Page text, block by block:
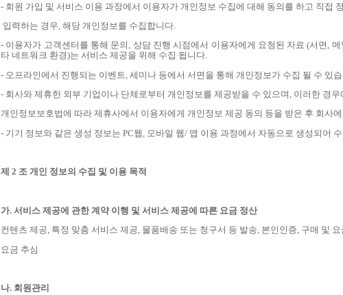
- 회원 가입 및 서비스 이용 과정에서 이용자가 개인정보 수집에 대해 동의를 하고 직접
입력하는 경우 해당 개인정보를 수집합니다
- 이용자가 고객센터를 통해 문의 , 상담 진행 시점에서 이용자에게 요청된 자료 (서면 , 메
타 네트워크 환경)는 서비스 제공을 위해 수집 됩니다.
- 오프라인에서 진행되는 이벤트 세미나 등에서 서면을 통해 개인정보가 수집 될 수 있
- 회사와 제휴한 외부 기업이나 단체로부터 개인정보를 제공받을 수 있으며 이러한 경우
개인정보보호법에 따라 제휴사에서 이용자에게 개인정보 제공 동의 등을 받은 후 회사
- 기기 정보와 같은 생성 정보는 PC웹 모바일 웹/ 앱 이용 과정에서 자동으로 생성되어
제 2 조 개인 정보의 수집 및 이용 목적
가. 서비스 제공에 관한 계약 이행 및 서비스 제공에 따른 요금 정산
컨텐츠 제공, 특정 맞춤 서비스 제공, 물품배송 또는 청구서 등 발송, 본인인증, 구매 및 요
요금 추심
나. 회원관리